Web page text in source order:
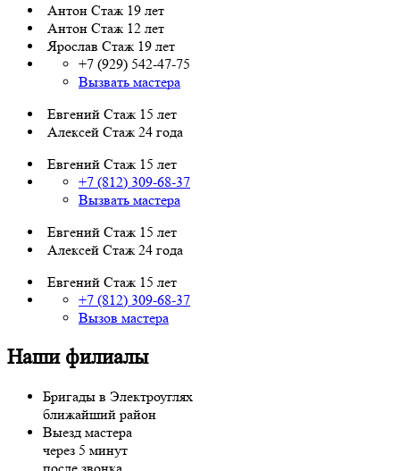
Антон Стаж 19 лет
Антон Стаж 12 лет
Ярослав Стаж 19 лет
+7 (929) 542-47-75
Вызвать мастера
Евгений Стаж 15 лет
Алексей Стаж 24 года
Евгений Стаж 15 лет
+7 (812) 309-68-37
Вызвать мастера
Евгений Стаж 15 лет
Алексей Стаж 24 года
Евгений Стаж 15 лет
+7 (812) 309-68-37
Вызов мастера
Наши филиалы
Бригады в Электроуглях
ближайший район
Выезд мастера
через 5 минут
после звонка